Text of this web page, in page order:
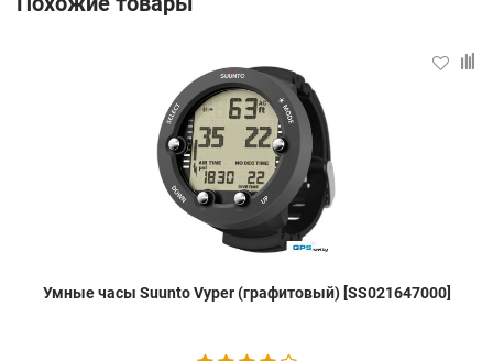
Умные часы Suunto Vyper (графитовый) [SS021647000]